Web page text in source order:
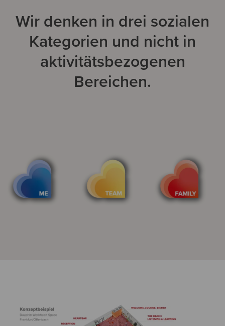
Wir denken in drei sozialen
Kategorien und nicht in
aktivitätsbezogenen
Bereichen.